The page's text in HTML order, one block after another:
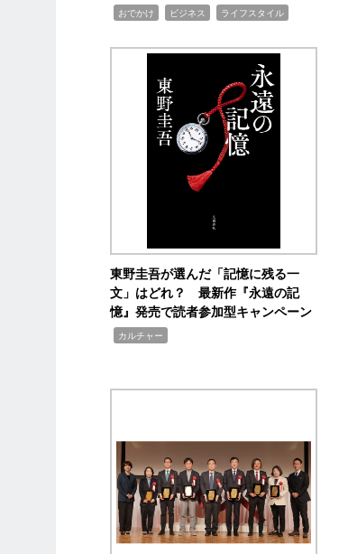
おでかけ ビジネス ライフスタイル
東野圭吾が選んだ「記憶に残る一
文」はどれ？ 最新作『永遠の記
憶』発売で読者参加型キャンペーン
カルチャー